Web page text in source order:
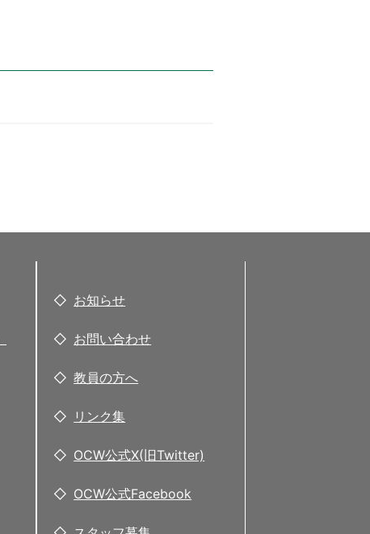
お知らせ
お問い合わせ
教員の方へ
リンク集
OCW公式X(旧Twitter)
OCW公式Facebook